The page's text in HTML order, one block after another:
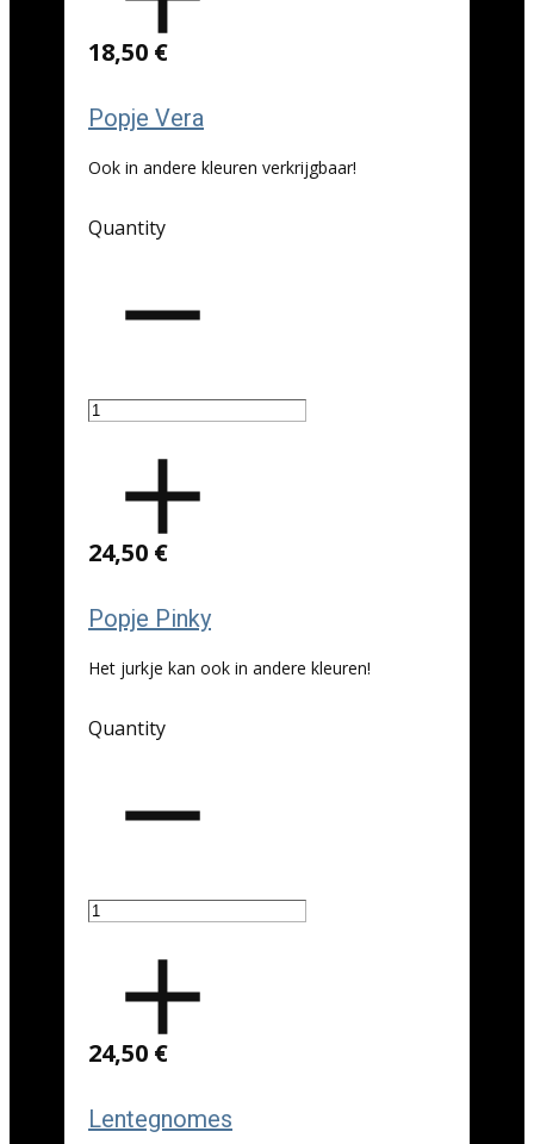
18,50 €
Popje Vera
Ook in andere kleuren verkrijgbaar!
Quantity
24,50 €
Popje Pinky
Het jurkje kan ook in andere kleuren!
Quantity
24,50 €
Lentegnomes